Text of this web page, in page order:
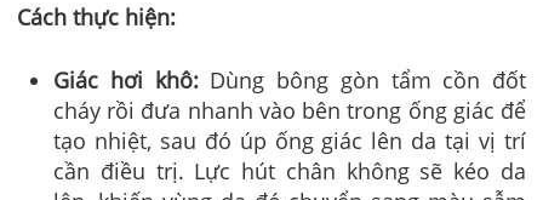
Cách thực hiện:
Giác hơi khô:Dùng bông gòn tẩm cồn đốt
cháy rồi đưa nhanh vào bên trong ống giác để
tạo nhiệt, sau đó úp ống giác lên da tại vị trí
cần điều trị. Lực hút chân không sẽ kéo da